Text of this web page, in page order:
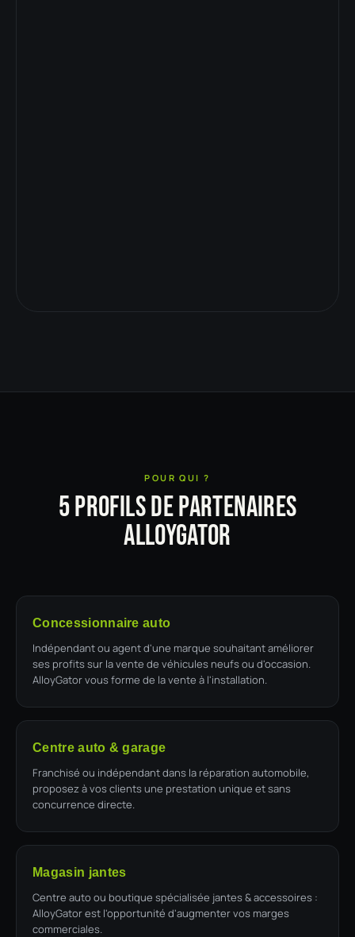
POUR QUI ?
5 profils de partenaires
AlloyGator
Concessionnaire auto
Indépendant ou agent d'une marque souhaitant améliorer
ses profits sur la vente de véhicules neufs ou d'occasion.
AlloyGator vous forme de la vente à l'installation.
Centre auto & garage
Franchisé ou indépendant dans la réparation automobile,
proposez à vos clients une prestation unique et sans
concurrence directe.
Magasin jantes
Centre auto ou boutique spécialisée jantes & accessoires :
AlloyGator est l'opportunité d'augmenter vos marges
commerciales.